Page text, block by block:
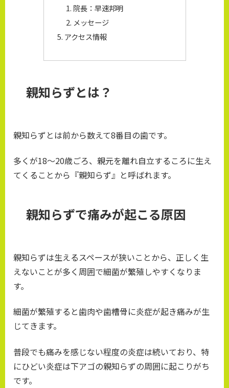
院長：早速邦明
メッセージ
アクセス情報
親知らずとは？
親知らずとは前から数えて8番目の歯です。
多くが18〜20歳ごろ、親元を離れ自立するころに生え
てくることから『親知らず』と呼ばれます。
親知らずで痛みが起こる原因
親知らずは生えるスペースが狭いことから、正しく生
えないことが多く周囲で細菌が繁殖しやすくなりま
す。
細菌が繁殖すると歯肉や歯槽骨に炎症が起き痛みが生
じてきます。
普段でも痛みを感じない程度の炎症は続いており、特
にひどい炎症は下アゴの親知らずの周囲に起こりがち
です。